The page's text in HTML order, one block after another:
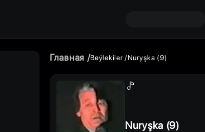
Главная Beýlekiler Nuryşka (9)
Nuryşka (9)